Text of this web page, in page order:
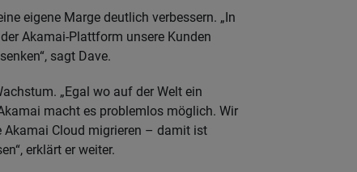
eigene Marge deutlich verbessern. „In
Akamai-Plattform unsere Kunden
sagt Dave.
„Egal wo auf der Welt ein
macht es problemlos möglich. Wir
Cloud migrieren – damit ist
erklärt er weiter.